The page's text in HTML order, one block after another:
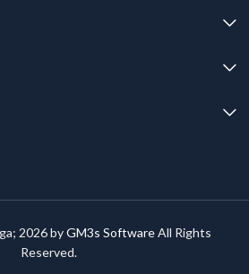
2026 byGM3s SoftwareAll Rights
Reserved.